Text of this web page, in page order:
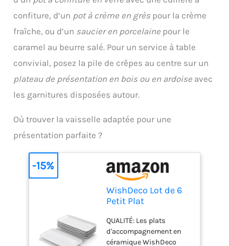
rond au niveau de son
manche protège vos
l'utilisation. Il préserve le
revêtement vos poêles
en main confortable et
un geste fluide Ustensile
Indispensable pour la
Chandeleur ou un usage
pour les véritables crêpes
bretonnes, mais aussi
pour réaliser avec succès
des pancakes, tortillas,
plats.
confiture, d’un pot à crème en grès pour la crème
fraîche, ou d’un saucier en porcelaine pour le
caramel au beurre salé. Pour un service à table
convivial, posez la pile de crêpes au centre sur un
plateau de présentation en bois ou en ardoise avec
les garnitures disposées autour.
Où trouver la vaisselle adaptée pour une
présentation parfaite ?
WishDeco Lot de 6
Petit Plat
Assiette Blanche
23x12 cm, Plat
QUALITÉ: Les plats
d'accompagnement en
céramique WishDeco
-15%